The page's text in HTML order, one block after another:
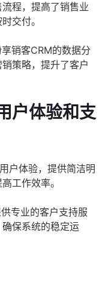
程，提高了销售业
交付。
销客CRM的数据分
策略，提升了客户
户体验和支
户体验，提供简洁明
工作效率。
专业的客户支持服
保系统的稳定运